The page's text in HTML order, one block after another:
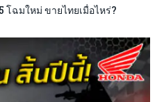
ฉมใหม่ ขายไทยเมื่อไหร่?